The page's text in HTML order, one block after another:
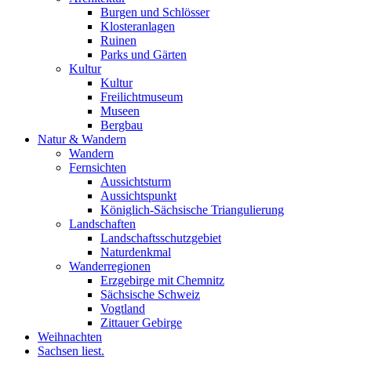
Burgen und Schlösser
Klosteranlagen
Ruinen
Parks und Gärten
Kultur
Kultur
Freilichtmuseum
Museen
Bergbau
Natur & Wandern
Wandern
Fernsichten
Aussichtsturm
Aussichtspunkt
Königlich-Sächsische Triangulierung
Landschaften
Landschaftsschutzgebiet
Naturdenkmal
Wanderregionen
Erzgebirge mit Chemnitz
Sächsische Schweiz
Vogtland
Zittauer Gebirge
Weihnachten
Sachsen liest.